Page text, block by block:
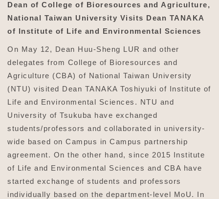
Dean of College of Bioresources and Agriculture,
National Taiwan University Visits Dean TANAKA
of Institute of Life and Environmental Sciences
On May 12, Dean Huu-Sheng LUR and other
delegates from College of Bioresources and
Agriculture (CBA) of National Taiwan University
(NTU) visited Dean TANAKA Toshiyuki of Institute of
Life and Environmental Sciences. NTU and
University of Tsukuba have exchanged
students/professors and collaborated in university-
wide based on Campus in Campus partnership
agreement. On the other hand, since 2015 Institute
of Life and Environmental Sciences and CBA have
started exchange of students and professors
individually based on the department-level MoU. In